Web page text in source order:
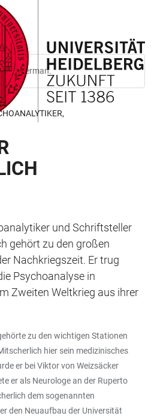
in German.
und Schriftsteller
gehört zu den großen
Nachkriegszeit. Er trug
Psychoanalyse in
Zweiten Weltkrieg aus ihrer
zu den wichtigen Stationen
hier sein medizinisches
er bei Viktor von Weizsäcker
er als Neurologe an der Ruperto
dem sogenannten
den Neuaufbau der Universität